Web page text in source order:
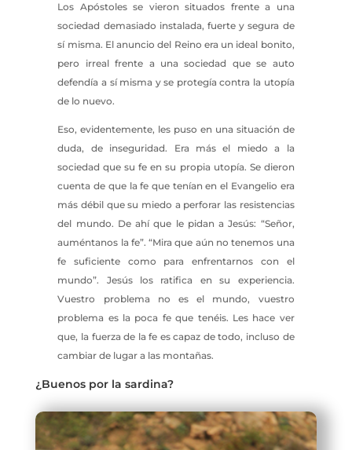
Los Apóstoles se vieron situados frente a una
sociedad demasiado instalada, fuerte y segura de
sí misma. El anuncio del Reino era un ideal bonito,
pero irreal frente a una sociedad que se auto
defendía a sí misma y se protegía contra la utopía
de lo nuevo.
Eso, evidentemente, les puso en una situación de
duda, de inseguridad. Era más el miedo a la
sociedad que su fe en su propia utopía. Se dieron
cuenta de que la fe que tenían en el Evangelio era
más débil que su miedo a perforar las resistencias
del mundo. De ahí que le pidan a Jesús: “Señor,
auméntanos la fe”. “Mira que aún no tenemos una
fe suficiente como para enfrentarnos con el
mundo”. Jesús los ratifica en su experiencia.
Vuestro problema no es el mundo, vuestro
problema es la poca fe que tenéis. Les hace ver
que, la fuerza de la fe es capaz de todo, incluso de
cambiar de lugar a las montañas.
¿Buenos por la sardina?